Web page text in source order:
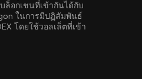
อกเชนที่เข้ากันได้กับ
ในการมีปฏิสัมพันธ์
โดยใช้วอลเล็ตที่เข้า